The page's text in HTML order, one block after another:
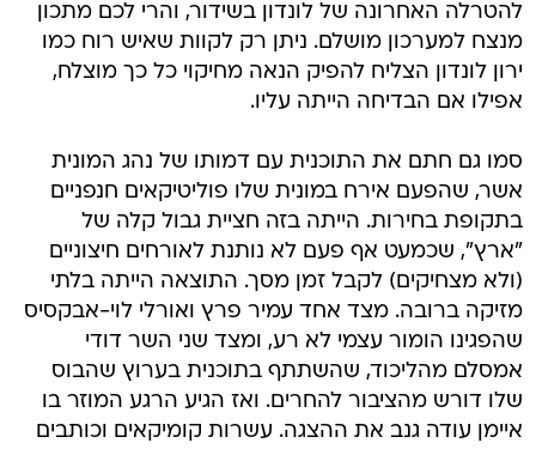
להטרלה האחרונה של לונדון בשידור, והרי לכם מתכון
מנצח למערכון מושלם. ניתן רק לקוות שאיש רוח כמו
ירון לונדון הצליח להפיק הנאה מחיקוי כל כך מוצלח,
אפילו אם הבדיחה הייתה עליו.
סמו גם חתם את התוכנית עם דמותו של נהג המונית
אשר, שהפעם אירח במונית שלו פוליטיקאים חנפניים
בתקופת בחירות. הייתה בזה חציית גבול קלה של
"ארץ", שכמעט אף פעם לא נותנת לאורחים חיצוניים
(ולא מצחיקים) לקבל זמן מסך. התוצאה הייתה בלתי
מזיקה ברובה. מצד אחד עמיר פרץ ואורלי לוי-אבקסיס
שהפגינו הומור עצמי לא רע, ומצד שני השר דודי
אמסלם מהליכוד, שהשתתף בתוכנית בערוץ שהבוס
שלו דורש מהציבור להחרים. ואז הגיע הרגע המוזר בו
איימן עודה גנב את ההצגה. עשרות קומיקאים וכותבים